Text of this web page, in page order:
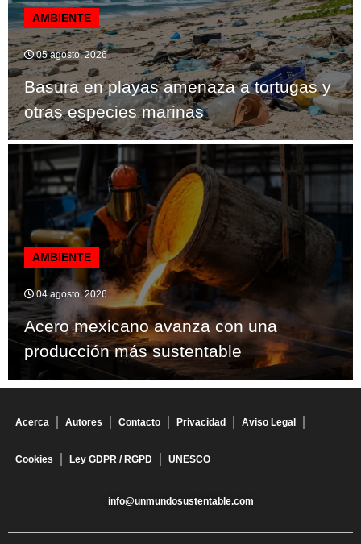
AMBIENTE
05 agosto, 2026
Basura en playas amenaza a tortugas y
otras especies marinas
AMBIENTE
04 agosto, 2026
Acero mexicano avanza con una
producción más sustentable
Acerca Autores Contacto Privacidad Aviso Legal
Cookies Ley GDPR / RGPD UNESCO
info@unmundosustentable.com